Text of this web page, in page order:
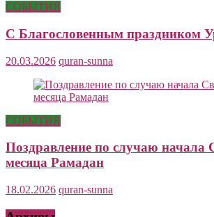
СОБЫТИЯ
С Благословенным праздником
20.03.2026 quran-sunna
СОБЫТИЯ
Поздравление по случаю начала
месяца Рамадан
18.02.2026 quran-sunna